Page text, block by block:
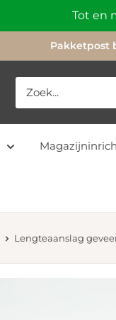
Tot en
Pakketpost
Lengteaanslag